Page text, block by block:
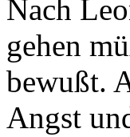
Nach
gehen
bewußt.
Angst